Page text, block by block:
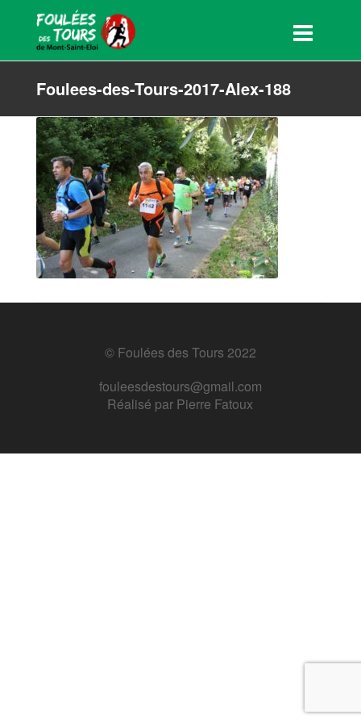
Foulees-des-Tours-2017-Alex-188
© Foulées des Tours 2022
fouleesdestours@gmail.com
Réalisé par Pierre Fatoux